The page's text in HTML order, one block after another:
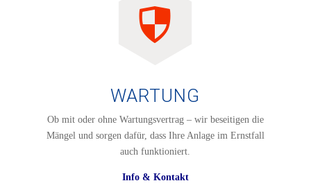
WARTUNG
Ob mit oder ohne Wartungsvertrag – wir beseitigen die
Mängel und sorgen dafür, dass Ihre Anlage im Ernstfall
auch funktioniert.
Info & Kontakt